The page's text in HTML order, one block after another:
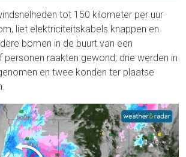
tot 150 kilometer per uur
liet elektriciteitskabels knappen en
bomen in de buurt van een
personen raakten gewond; drie werden in
en twee konden ter plaatse